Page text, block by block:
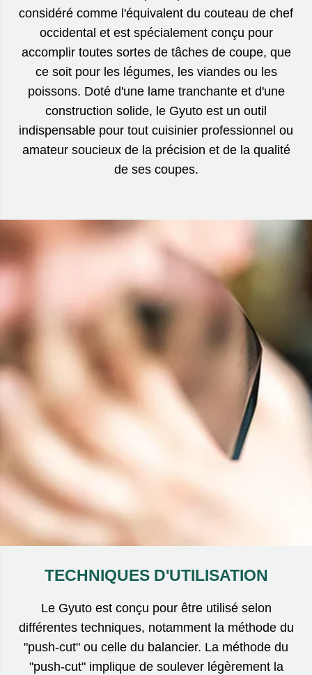
considéré comme l'équivalent du couteau de chef
occidental et est spécialement conçu pour
accomplir toutes sortes de tâches de coupe, que
ce soit pour les légumes, les viandes ou les
poissons. Doté d'une lame tranchante et d'une
construction solide, le Gyuto est un outil
indispensable pour tout cuisinier professionnel ou
amateur soucieux de la précision et de la qualité
de ses coupes.
TECHNIQUES D'UTILISATION
Le Gyuto est conçu pour être utilisé selon
différentes techniques, notamment la méthode du
"push-cut" ou celle du balancier. La méthode du
"push-cut" implique de soulever légèrement la